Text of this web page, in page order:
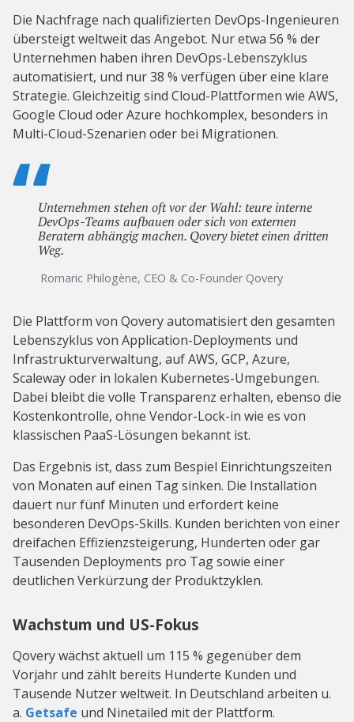
Die Nachfrage nach qualifizierten DevOps-Ingenieuren
übersteigt weltweit das Angebot. Nur etwa 56 % der
Unternehmen haben ihren DevOps-Lebenszyklus
automatisiert, und nur 38 % verfügen über eine klare
Strategie. Gleichzeitig sind Cloud-Plattformen wie AWS,
Google Cloud oder Azure hochkomplex, besonders in
Multi-Cloud-Szenarien oder bei Migrationen.
Unternehmen stehen oft vor der Wahl: teure interne
DevOps-Teams aufbauen oder sich von externen
Beratern abhängig machen. Qovery bietet einen dritten
Weg.
Romaric Philogène, CEO & Co-Founder Qovery
Die Plattform von Qovery automatisiert den gesamten
Lebenszyklus von Application-Deployments und
Infrastrukturverwaltung, auf AWS, GCP, Azure,
Scaleway oder in lokalen Kubernetes-Umgebungen.
Dabei bleibt die volle Transparenz erhalten, ebenso die
Kostenkontrolle, ohne Vendor-Lock-in wie es von
klassischen PaaS-Lösungen bekannt ist.
Das Ergebnis ist, dass zum Bespiel Einrichtungszeiten
von Monaten auf einen Tag sinken. Die Installation
dauert nur fünf Minuten und erfordert keine
besonderen DevOps-Skills. Kunden berichten von einer
dreifachen Effizienzsteigerung, Hunderten oder gar
Tausenden Deployments pro Tag sowie einer
deutlichen Verkürzung der Produktzyklen.
Wachstum und US-Fokus
Qovery wächst aktuell um 115 % gegenüber dem
Vorjahr und zählt bereits Hunderte Kunden und
Tausende Nutzer weltweit. In Deutschland arbeiten u.
a. Getsafe und Ninetailed mit der Plattform.